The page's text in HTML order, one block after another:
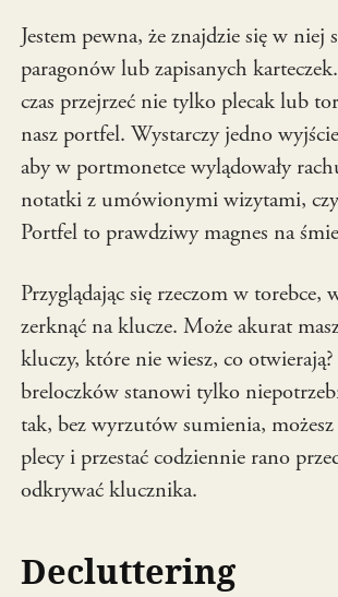
Jestem pewna, że znajdzie się w niej
paragonów lub zapisanych
czas przejrzeć nie tylko plecak lub
nasz portfel. Wystarczy jedno
aby w portmonetce wylądowały
notatki z umówionymi wizytami,
Portfel to prawdziwy magnes na
Przyglądając się rzeczom w torebce,
zerknąć na klucze. Może akurat
kluczy, które nie wiesz, co
breloczków stanowi tylko
tak, bez wyrzutów sumienia,
plecy i przestać codziennie rano
odkrywać klucznika.
Decluttering